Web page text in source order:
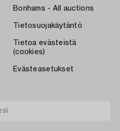
Bonhams - All auctions
Tietosuojakäytäntö
Tietoa evästeistä
(cookies)
Evästeasetukset